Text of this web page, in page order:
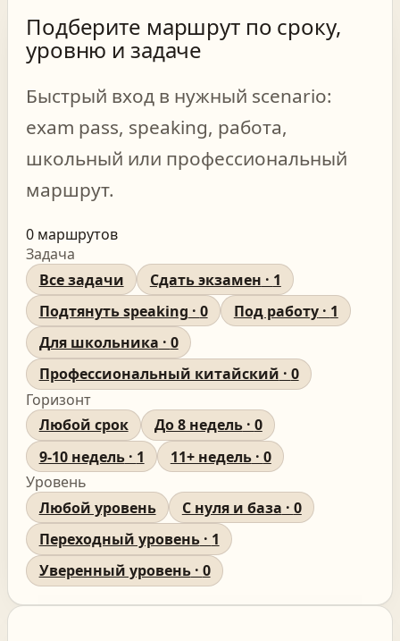
Подберите маршрут по сроку,
уровню и задаче
Быстрый вход в нужный scenario:
exam pass, speaking, работа,
школьный или профессиональный
маршрут.
0 маршрутов
Задача
Все задачи
Сдать экзамен · 1
Подтянуть speaking · 0 Под работу· 1
Для школьника · 0
Профессиональный китайский · 0
Горизонт
Любой срок
До 8 недель· 0
9-10 недель· 1 11+ недель· 0
Уровень
Любой уровень
С нуля и база · 0
Переходный уровень· 1
Уверенный уровень· 0